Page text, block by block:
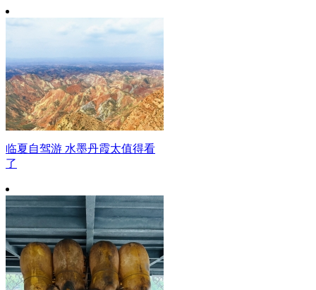
临夏自驾游 水墨丹霞太值得看
了